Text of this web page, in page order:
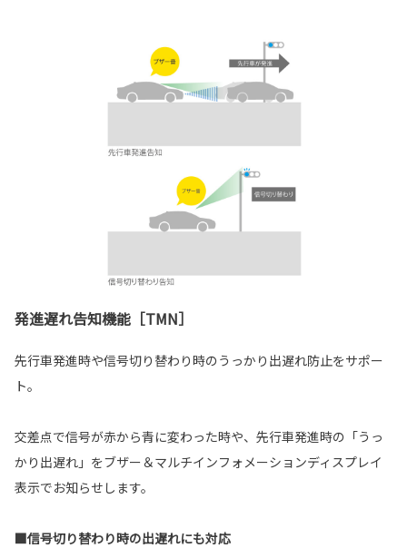
発進遅れ告知機能［TMN］
先行車発進時や信号切り替わり時のうっかり出遅れ防止をサポー
ト。
交差点で信号が赤から青に変わった時や、先行車発進時の「うっ
かり出遅れ」をブザー＆マルチインフォメーションディスプレイ
表示でお知らせします。
■信号切り替わり時の出遅れにも対応